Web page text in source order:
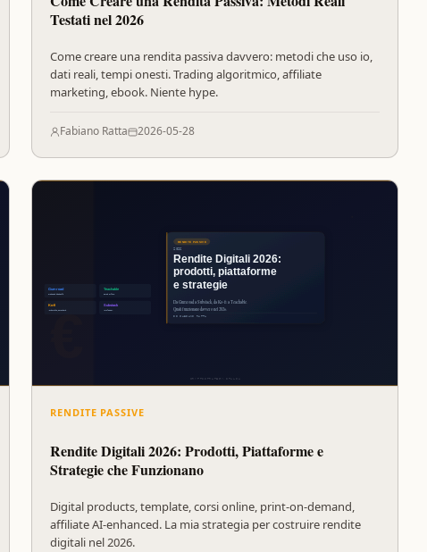
Testati nel 2026
Come creare una rendita passiva davvero: metodi che uso io,
dati reali, tempi onesti. Trading algoritmico, affiliate
marketing, ebook. Niente hype.
Fabiano Ratta 2026-05-28
RENDITE PASSIVE
Rendite Digitali 2026: Prodotti, Piattaforme e
Strategie che Funzionano
Digital products, template, corsi online, print-on-demand,
affiliate AI-enhanced. La mia strategia per costruire rendite
digitali nel 2026.